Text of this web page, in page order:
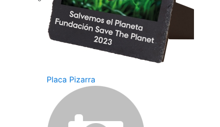
Placa Pizarra